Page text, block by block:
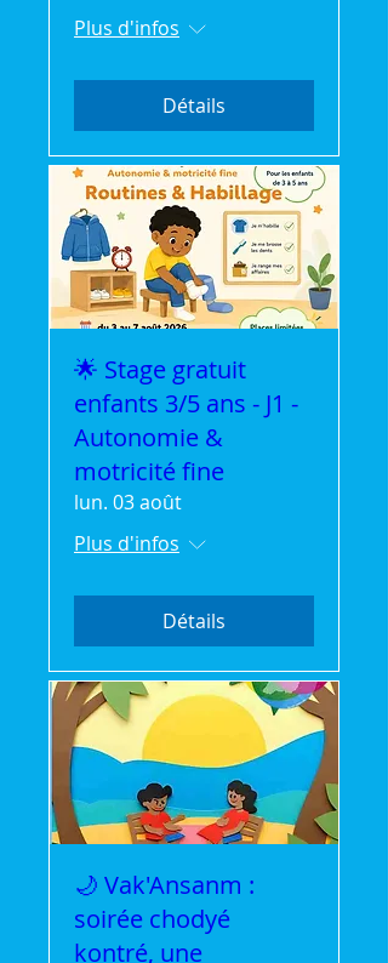
Plus d'infos
Détails
🌟 Stage gratuit
enfants 3/5 ans - J1 -
Autonomie &
motricité fine
lun. 03 août
Plus d'infos
Détails
🌙 Vak'Ansanm :
soirée chodyé
kontré, une